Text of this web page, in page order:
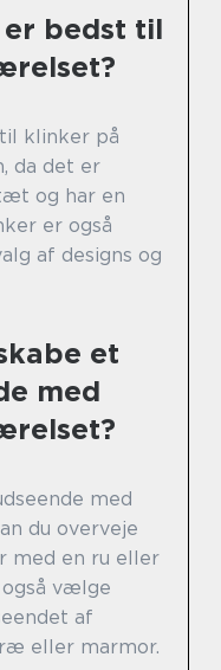
bedst til
klinker på
da det er
og har en
er også
af designs og
et
med
med
du overveje
med en ru eller
vælge
af
eller marmor.